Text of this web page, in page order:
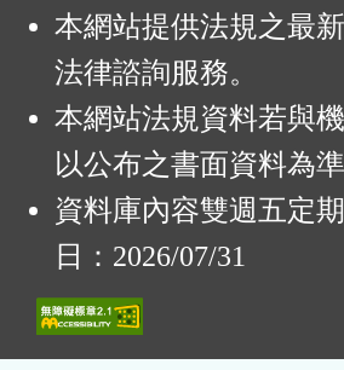
本網站提供法規之最
法律諮詢服務。
本網站法規資料若與
以公布之書面資料為準
資料庫內容雙週五定
日：2026/07/31